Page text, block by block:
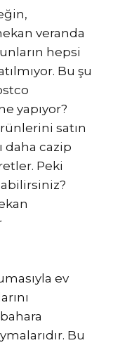
veranda
hepsi
Bu şu
yapıyor?
satın
daha cazip
Peki
ev
Bu